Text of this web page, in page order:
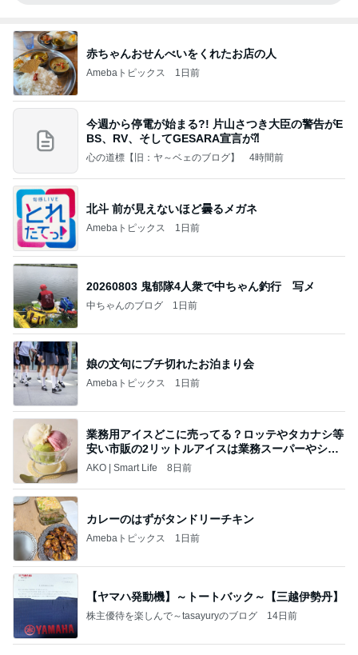
赤ちゃんおせんべいをくれたお店の人
Amebaトピックス 1日前
今週から停電が始まる?! 片山さつき大臣の警告がE
BS、RV、そしてGESARA宣言が⁈
心の道標【旧：ヤ～ベェのブログ】 4時間前
北斗 前が見えないほど曇るメガネ
Amebaトピックス 1日前
20260803 鬼郁隊4人衆で中ちゃん釣行 写メ
中ちゃんのブログ 1日前
娘の文句にブチ切れたお泊まり会
Amebaトピックス 1日前
業務用アイスどこに売ってる？ロッテやタカナシ等
安い市販の2リットルアイスは業務スーパーやシャ
トレ
AKO | Smart Life 8日前
カレーのはずがタンドリーチキン
Amebaトピックス 1日前
【ヤマハ発動機】～トートバック～【三越伊勢丹】
株主優待を楽しんで～tasayuryのブログ 14日前